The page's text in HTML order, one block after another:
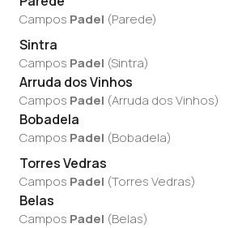
Campos Padel (Parede)
Sintra
Campos Padel (Sintra)
Arruda dos Vinhos
Campos Padel (Arruda dos Vinhos)
Bobadela
Campos Padel (Bobadela)
Torres Vedras
Campos Padel (Torres Vedras)
Belas
Campos Padel (Belas)